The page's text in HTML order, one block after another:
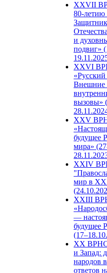
ХХVII
80-
и
подвиг»
XXVI
Внешние
вызовы»
XXV
будущее
мира»
XXIV
мир в
XXIII
—
будущее
XX ВРНС
и Запад:
народов
ответов